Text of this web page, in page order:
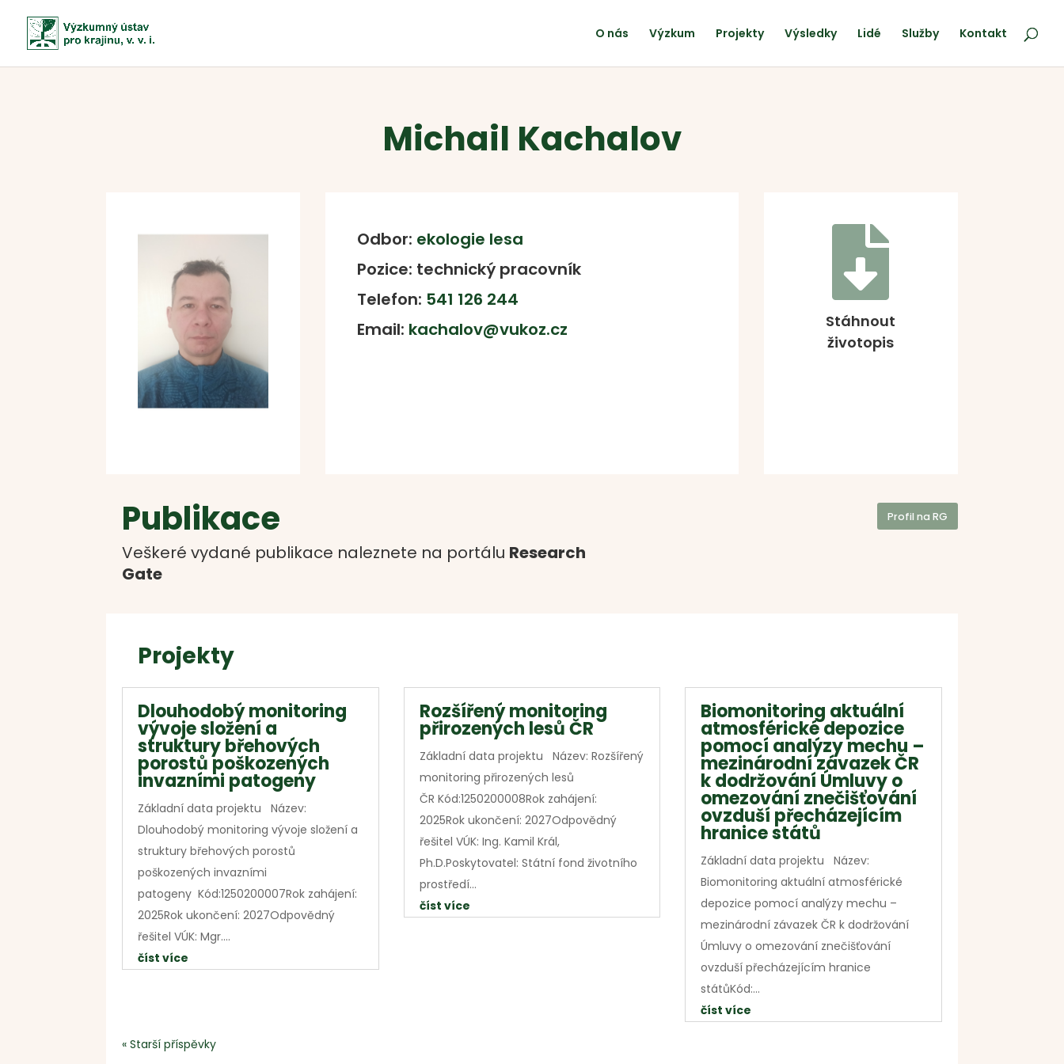
O nás Výzkum Projekty Výsledky Lidé Služby Kontakt
Michail Kachalov
Odbor: ekologie lesa
Pozice: technický pracovník
Telefon: 541 126 244
Email: kachalov@vukoz.cz

Stáhnout
životopis
Publikace
Veškeré vydané publikace naleznete na portálu Research
Gate
Profil na RG
Projekty
Dlouhodobý monitoring
vývoje složení a
struktury břehových
porostů poškozených
invazními patogeny
Základní data projektu Název:
Dlouhodobý monitoring vývoje složení a
struktury břehových porostů
poškozených invazními
patogeny Kód:1250200007Rok zahájení:
2025Rok ukončení: 2027Odpovědný
řešitel VÚK: Mgr....
číst více
Rozšířený monitoring
přirozených lesů ČR
Základní data projektu Název: Rozšířený
monitoring přirozených lesů
ČR Kód:1250200008Rok zahájení:
2025Rok ukončení: 2027Odpovědný
řešitel VÚK: Ing. Kamil Král,
Ph.D.Poskytovatel: Státní fond životního
prostředí...
číst více
Biomonitoring aktuální
atmosférické depozice
pomocí analýzy mechu –
mezinárodní závazek ČR
k dodržování Úmluvy o
omezování znečišťování
ovzduší přecházejícím
hranice států
Základní data projektu Název:
Biomonitoring aktuální atmosférické
depozice pomocí analýzy mechu –
mezinárodní závazek ČR k dodržování
Úmluvy o omezování znečišťování
ovzduší přecházejícím hranice
státůKód:...
číst více
« Starší příspěvky